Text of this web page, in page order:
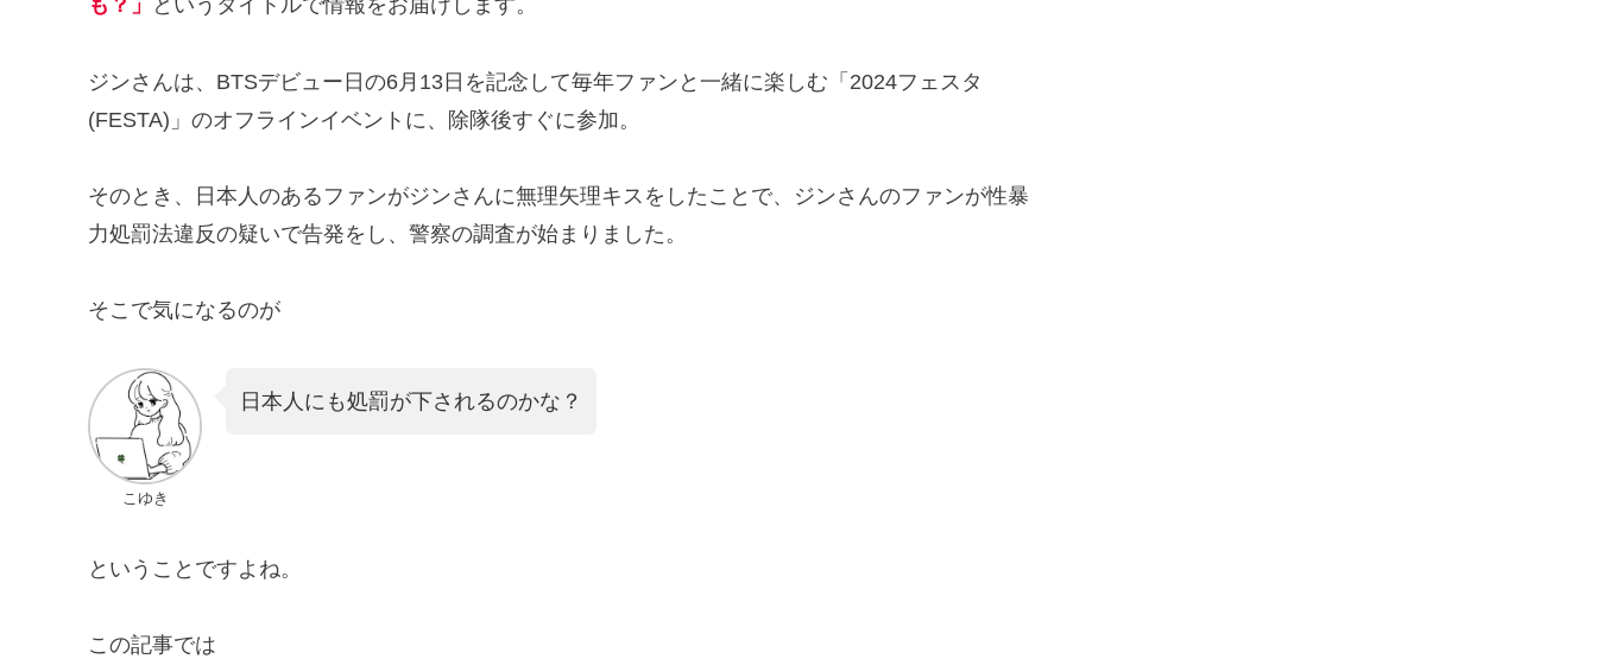
も？」
というタイトルで情報をお届けします。
ジンさんは、BTSデビュー日の6月13日を記念して毎年ファンと一緒に楽しむ「2024フェスタ
(FESTA)」のオフラインイベントに、除隊後すぐに参加。
そのとき、日本人のあるファンがジンさんに無理矢理キスをしたことで、ジンさんのファンが性暴
力処罰法違反の疑いで告発をし、警察の調査が始まりました。
そこで気になるのが
こゆき
日本人にも処罰が下されるのかな？
ということですよね。
この記事では